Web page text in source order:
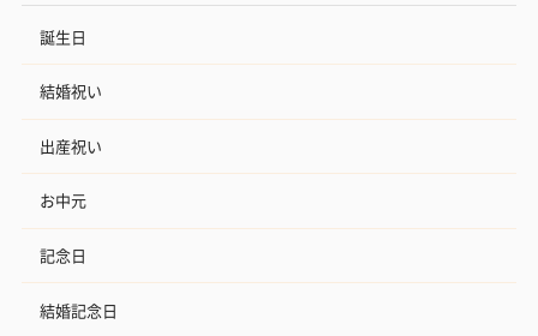
誕生日
結婚祝い
出産祝い
お中元
記念日
結婚記念日